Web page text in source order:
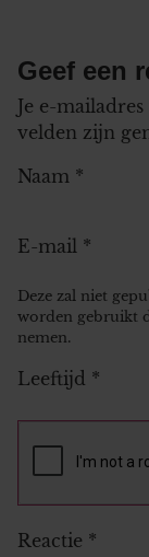
Geef een
Je e-
velden zijn
Naam *
E-mail *
Deze zal niet
worden gebruikt
nemen.
Leeftijd *
Reactie *